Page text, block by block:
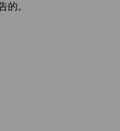
的。